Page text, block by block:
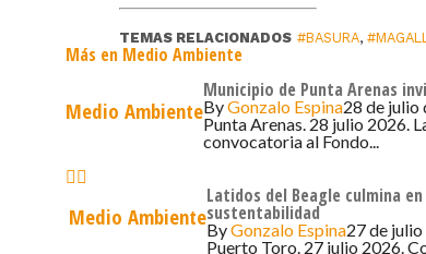
TEMAS RELACIONADOS #BASURA,
Más en Medio Ambiente
Medio Ambiente
Municipio de Punta Arenas
ByGonzalo Espina28 de julio
Punta Arenas. 28 julio 2026.
convocatoria al Fondo...
Medio Ambiente
Latidos del Beagle culmina
sustentabilidad
ByGonzalo Espina27 de
Puerto Toro. 27 julio 2026.